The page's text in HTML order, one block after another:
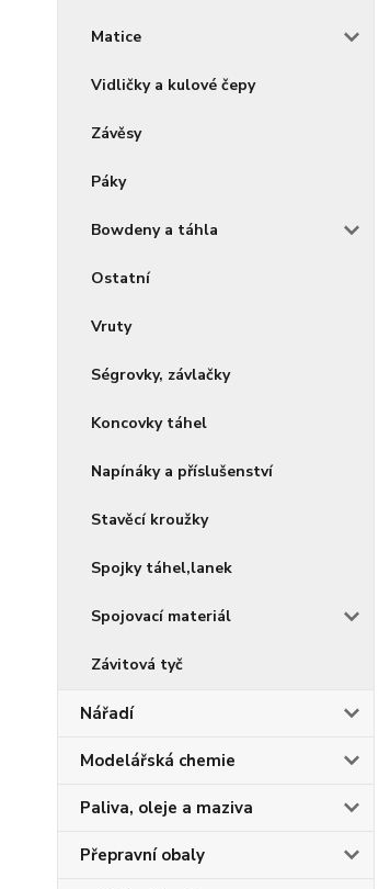
Matice
Vidličky a kulové čepy
Závěsy
Páky
Bowdeny a táhla
Ostatní
Vruty
Ségrovky, závlačky
Koncovky táhel
Napínáky a příslušenství
Stavěcí kroužky
Spojky táhel,lanek
Spojovací materiál
Závitová tyč
Nářadí
Modelářská chemie
Paliva, oleje a maziva
Přepravní obaly